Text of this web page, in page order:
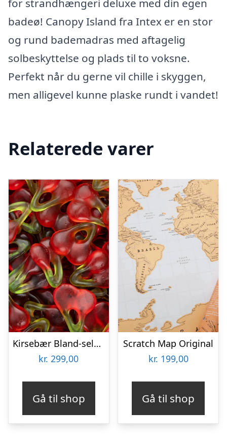
for strandhængeri deluxe med din egen
badeø! Canopy Island fra Intex er en stor
og rund bademadras med aftagelig
solbeskyttelse og plads til to voksne.
Perfekt når du gerne vil chille i skyggen,
men alligevel kunne plaske rundt i vandet!
Relaterede varer
Kirsebær Bland-selv slik i kasser 2,4 kg
kr. 299,00
Gå til shop
Scratch Map Original
kr. 199,00
Gå til shop